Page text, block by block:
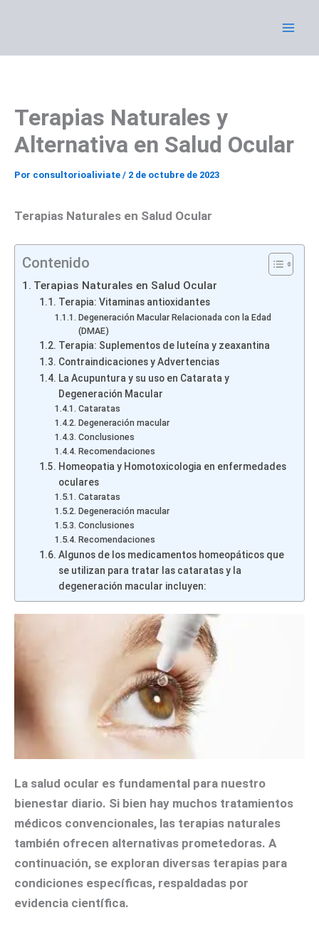
Terapias Naturales y
Alternativa en Salud Ocular
Por consultorioaliviate / 2 de octubre de 2023
Terapias Naturales en Salud Ocular
Contenido
Terapias Naturales en Salud Ocular
Terapia: Vitaminas antioxidantes
Degeneración Macular Relacionada con la Edad
(DMAE)
Terapia: Suplementos de luteína y zeaxantina
Contraindicaciones y Advertencias
La Acupuntura y su uso en Catarata y
Degeneración Macular
Cataratas
Degeneración macular
Conclusiones
Recomendaciones
Homeopatia y Homotoxicologia en enfermedades
oculares
Cataratas
Degeneración macular
Conclusiones
Recomendaciones
Algunos de los medicamentos homeopáticos que
se utilizan para tratar las cataratas y la
degeneración macular incluyen:
La salud ocular es fundamental para nuestro
bienestar diario. Si bien hay muchos tratamientos
médicos convencionales, las terapias naturales
también ofrecen alternativas prometedoras. A
continuación, se exploran diversas terapias para
condiciones específicas, respaldadas por
evidencia científica.